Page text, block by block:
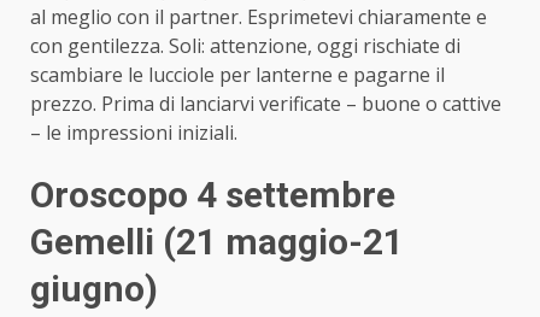
al meglio con il partner. Esprimetevi chiaramente e
con gentilezza. Soli: attenzione, oggi rischiate di
scambiare le lucciole per lanterne e pagarne il
prezzo. Prima di lanciarvi verificate – buone o cattive
– le impressioni iniziali.
Oroscopo 4 settembre
Gemelli (21 maggio-21
giugno)